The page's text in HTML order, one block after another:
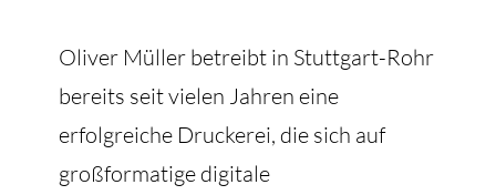
Oliver Müller betreibt in Stuttgart-Rohr
bereits seit vielen Jahren eine
erfolgreiche Druckerei, die sich auf
großformatige digitale